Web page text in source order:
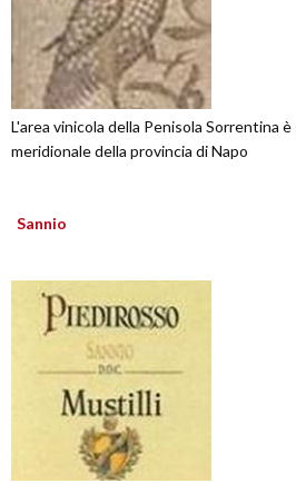
L'area vinicola della Penisola Sorrentina
meridionale della provincia di Napo
Sannio